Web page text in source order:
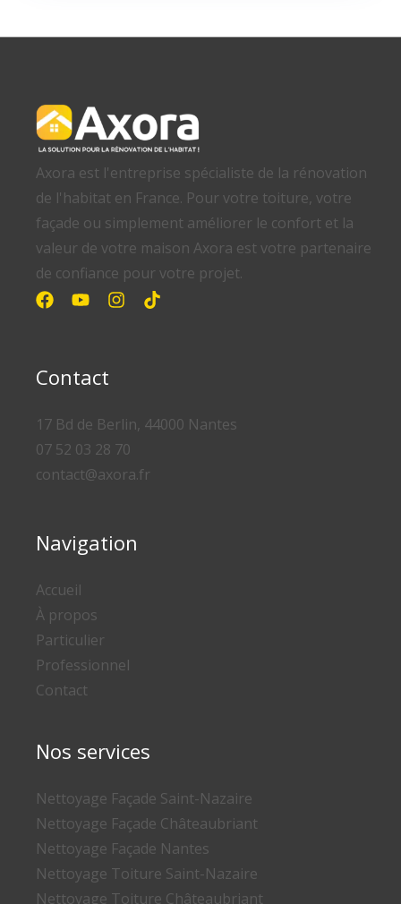
Axora est l'entreprise spécialiste de la rénovation
de l'habitat en France. Pour votre toiture, votre
façade ou simplement améliorer le confort et la
valeur de votre maison Axora est votre partenaire
de confiance pour votre projet.
Contact
17 Bd de Berlin, 44000 Nantes
07 52 03 28 70
contact@axora.fr
Navigation
Accueil
À propos
Particulier
Professionnel
Contact
Nos services
Nettoyage Façade Saint-Nazaire
Nettoyage Façade Châteaubriant
Nettoyage Façade Nantes
Nettoyage Toiture Saint-Nazaire
Nettoyage Toiture Châteaubriant